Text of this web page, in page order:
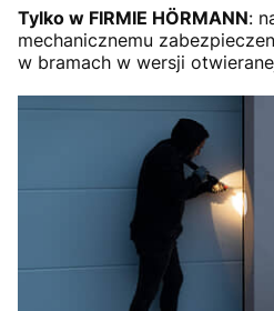
Tylko w FIRMIE HÖRMANN:
mechanicznemu
w bramach w wersji